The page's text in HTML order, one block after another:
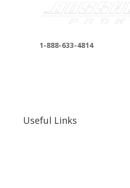
1-888-633-4814
Useful Links